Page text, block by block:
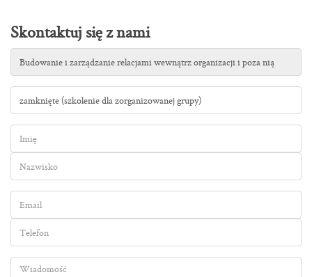
Skontaktuj się z nami
Tytuł
szkolenia
Forma
szkolenia
Nazwisko
Telefon
Wiadomość